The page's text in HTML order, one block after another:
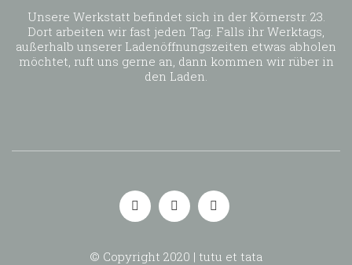
Unsere Werkstatt befindet sich in der Körnerstr. 23.
Dort arbeiten wir fast jeden Tag. Falls ihr Werktags,
außerhalb unserer Ladenöffnungszeiten etwas abholen
möchtet, ruft uns gerne an, dann kommen wir rüber in
den Laden.
© Copyright 2020 | tutu et tata